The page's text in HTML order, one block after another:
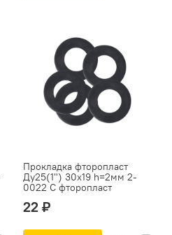
Прокладка фторопласт
Ду25(1") 30х19 h=2мм 2-
0022 С фторопласт
22 ₽